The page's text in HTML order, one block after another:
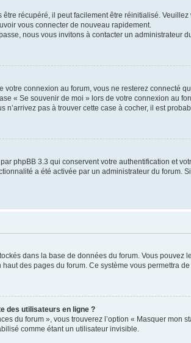
récupéré, il peut facilement être réinitialisé.
vous connecter de nouveau rapidement.
nous vous invitons à contacter un administrateur
connexion au forum, vous ne resterez connecté
« Se souvenir de moi » lors de votre connexion au
pas à trouver cette case à cocher, il est
phpBB 3.3 qui conservent votre authentification et
a été activée par un administrateur du
dans la base de données du forum. Vous
des pages du forum. Ce système vous permettra
des utilisateurs en ligne ?
du forum », vous trouverez l’option « Masquer
comme étant un utilisateur invisible.